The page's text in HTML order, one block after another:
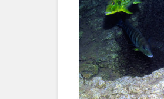
Ne plus afficher
ce message